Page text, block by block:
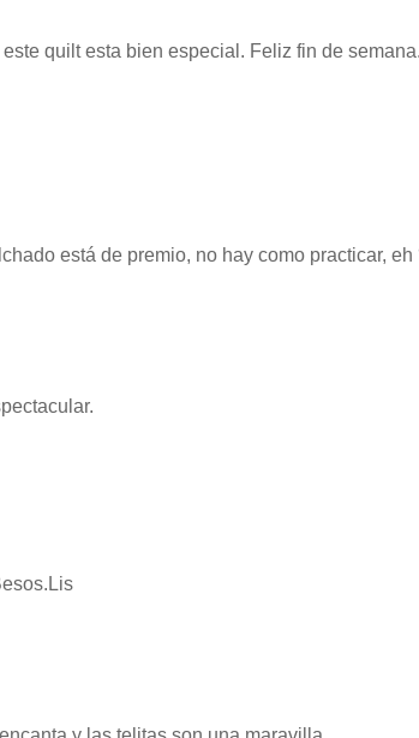
quilt esta bien especial. Feliz fin de semana.
está de premio, no hay como practicar,